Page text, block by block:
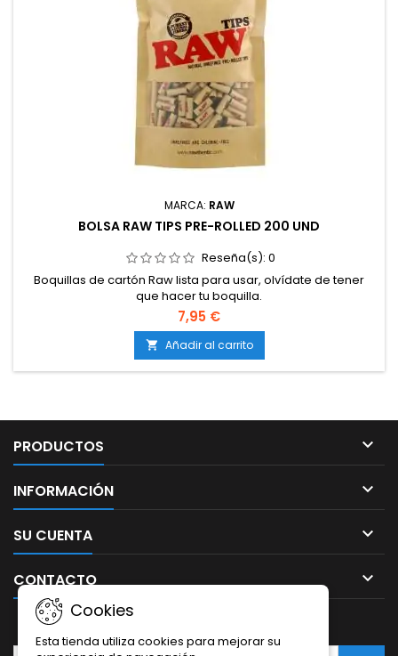
MARCA: RAW
BOLSA RAW TIPS PRE-ROLLED 200 UND
Reseña(s): 0
Boquillas de cartón Raw lista para usar, olvídate de tener
que hacer tu boquilla.
7,95 €
 Añadir al carrito
PRODUCTOS 
INFORMACIÓN 
SU CUENTA 
CONTACTO 
Cookies
Esta tienda utiliza cookies para mejorar su